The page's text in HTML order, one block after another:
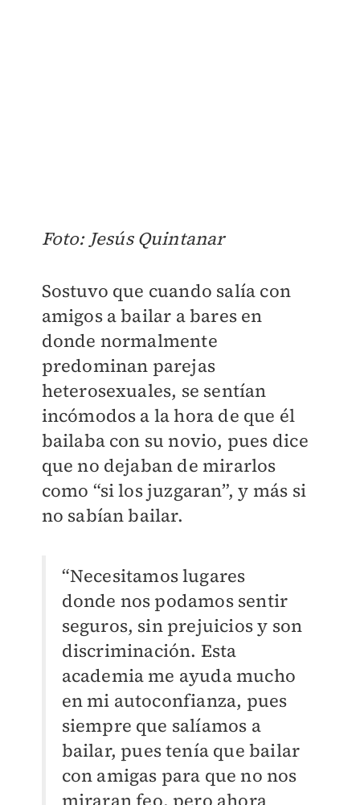
Foto: Jesús Quintanar
Sostuvo que cuando salía con
amigos a bailar a bares en
donde normalmente
predominan parejas
heterosexuales, se sentían
incómodos a la hora de que él
bailaba con su novio, pues dice
que no dejaban de mirarlos
como “si los juzgaran”, y más si
no sabían bailar.
“Necesitamos lugares
donde nos podamos sentir
seguros, sin prejuicios y son
discriminación. Esta
academia me ayuda mucho
en mi autoconfianza, pues
siempre que salíamos a
bailar, pues tenía que bailar
con amigas para que no nos
miraran feo, pero ahora